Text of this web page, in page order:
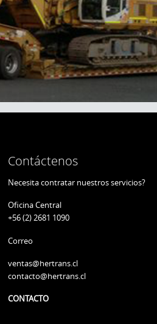
Contáctenos
Necesita contratar nuestros servicios?
Oficina Central
+56 (2) 2681 1090
Correo
ventas@hertrans.cl
contacto@hertrans.cl
CONTACTO